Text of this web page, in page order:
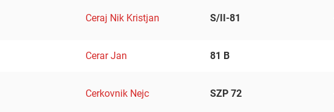
Ceraj Nik Kristjan S/II-81
Cerar Jan 81 B
Cerkovnik Nejc SZP 72